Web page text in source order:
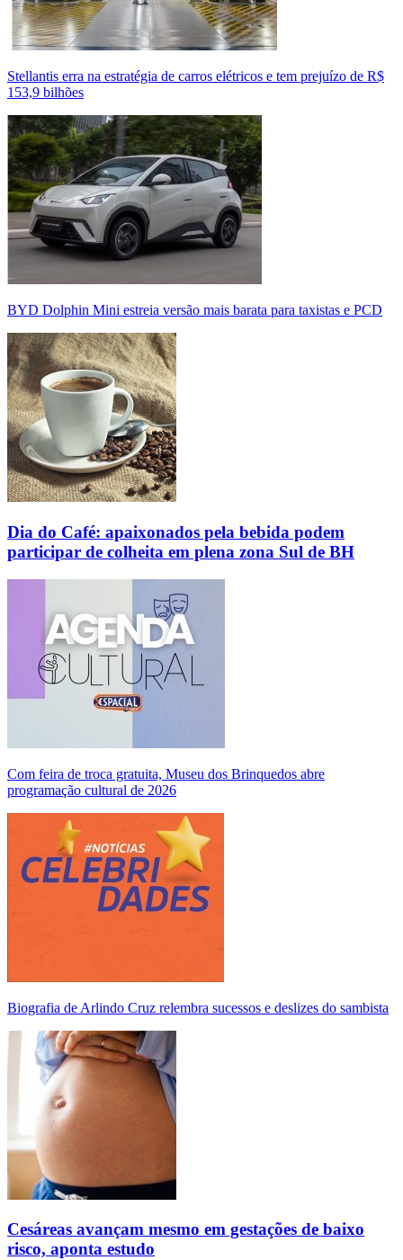
Stellantis erra na estratégia de carros elétricos e tem prejuízo de R$
153,9 bilhões
BYD Dolphin Mini estreia versão mais barata para taxistas e PCD
Dia do Café: apaixonados pela bebida podem
participar de colheita em plena zona Sul de BH
Com feira de troca gratuita, Museu dos Brinquedos abre
programação cultural de 2026
Biografia de Arlindo Cruz relembra sucessos e deslizes do sambista
Cesáreas avançam mesmo em gestações de baixo
risco, aponta estudo